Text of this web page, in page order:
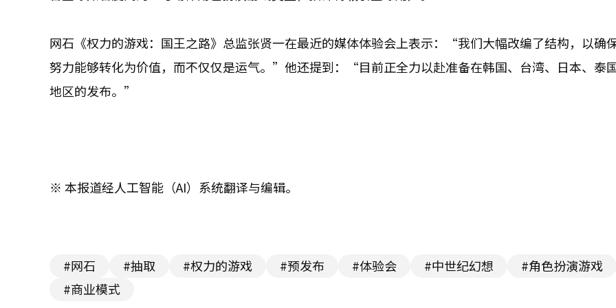
网石《权力的游戏：国王之路》总监张贤一在最近的媒体体验会上表示：“我们大幅改编了结构，以确
努力能够转化为价值，而不仅仅是运气。”他还提到：“目前正全力以赴准备在韩国、台湾、日本、泰
地区的发布。”
※ 本报道经人工智能（AI）系统翻译与编辑。
#网石 #抽取 #权力的游戏 #预发布 #体验会 #中世纪幻想
#角色扮演游戏
#商业模式